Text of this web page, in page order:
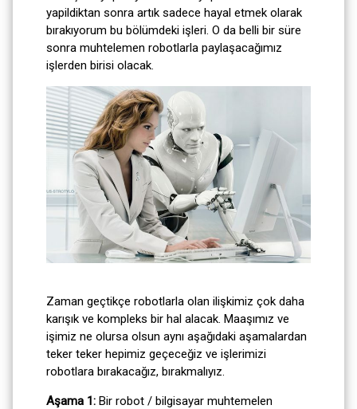
yapildiktan sonra artık sadece hayal etmek olarak
bırakıyorum bu bölümdeki işleri. O da belli bir süre
sonra muhtelemen robotlarla paylaşacağımız
işlerden birisi olacak.
Zaman geçtikçe robotlarla olan ilişkimiz çok daha
karışık ve kompleks bir hal alacak. Maaşımız ve
işimiz ne olursa olsun aynı aşağıdaki aşamalardan
teker teker hepimiz geçeceğiz ve işlerimizi
robotlara bırakacağız, bırakmalıyız.
Aşama 1:Bir robot / bilgisayar muhtemelen